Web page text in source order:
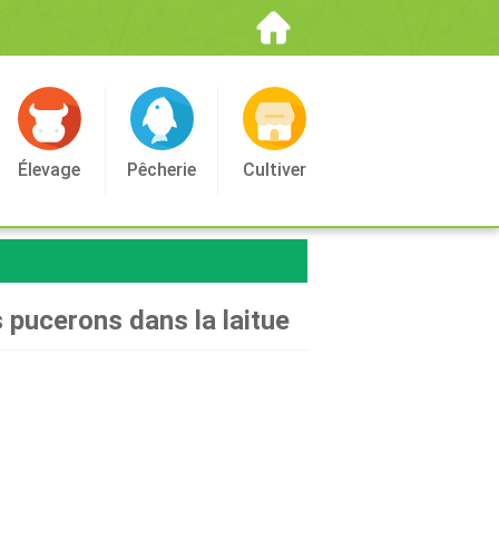
Élevage Pêcherie Cultiver
dans la laitue